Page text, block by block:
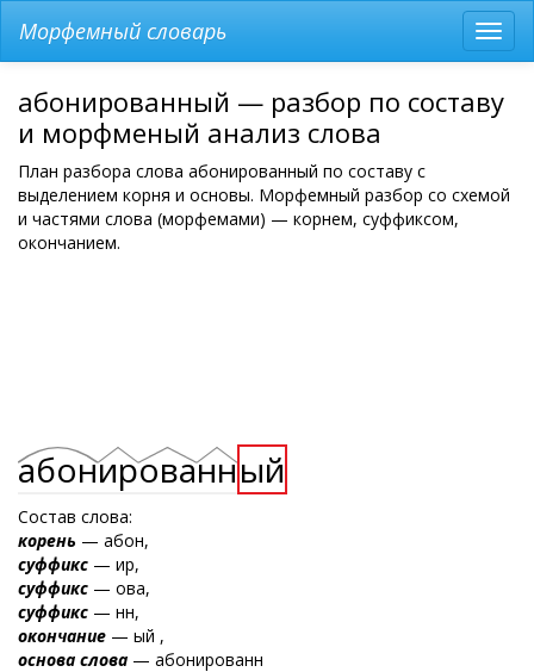
меню
Морфемный словарь
абонированный — разбор по составу
и морфменый анализ слова
План разбора слова абонированный по составу с
выделением корня и основы. Морфемный разбор со схемой
и частями слова (морфемами) — корнем, суффиксом,
окончанием.
абонированный
Состав слова:
корень — абон,
суффикс — ир,
суффикс — ова,
суффикс — нн,
окончание — ый ,
основа слова — абонированн